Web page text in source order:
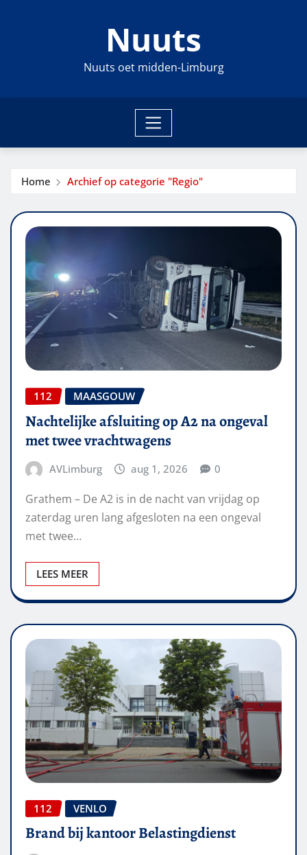
Nuuts
Nuuts oet midden-Limburg
Home Archief op categorie "Regio"
112 MAASGOUW
Nachtelijke afsluiting op A2 na ongeval
met twee vrachtwagens
AVLimburg aug 1, 2026 0
Grathem – De A2 is in de nacht van vrijdag op
zaterdag uren lang afgesloten na een ongeval
met twee…
LEES MEER
112 VENLO
Brand bij kantoor Belastingdienst